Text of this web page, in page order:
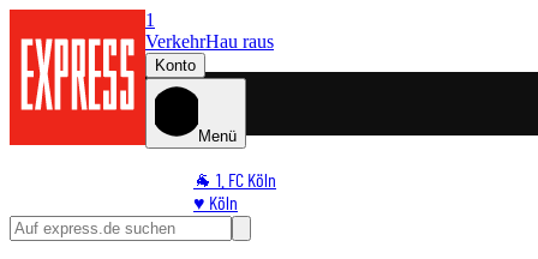
1
VerkehrHau raus
Konto
Menü
🐐 1. FC Köln
♥️ Köln
⭐ Promi